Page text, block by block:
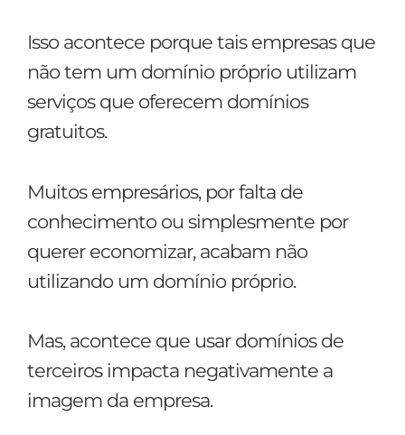
Isso acontece porque tais empresas que
não tem um domínio próprio utilizam
serviços que oferecem domínios
gratuitos.
Muitos empresários, por falta de
conhecimento ou simplesmente por
querer economizar, acabam não
utilizando um domínio próprio.
Mas, acontece que usar domínios de
terceiros impacta negativamente a
imagem da empresa.